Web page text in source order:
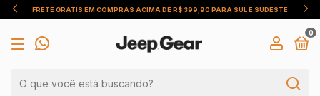
SUL E SUDESTE USE O CUPOM JEEPGEAR E GANHE
0